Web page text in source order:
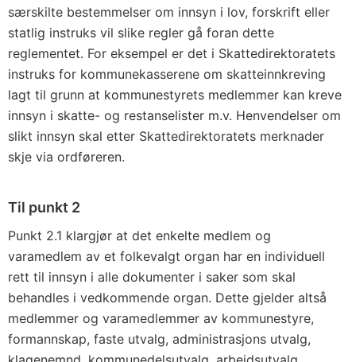
særskilte bestemmelser om innsyn i lov, forskrift eller
statlig instruks vil slike regler gå foran dette
reglementet. For eksempel er det i Skattedirektoratets
instruks for kommunekasserene om skatteinnkreving
lagt til grunn at kom­munestyrets medlemmer kan kreve
innsyn i skatte- og restanselister m.v. Henvendelser om
slikt innsyn skal etter Skattedirektoratets merknader
skje via ordføreren.
Til punkt 2
Punkt 2.1 klargjør at det enkelte medlem og
varamedlem av et folke­valgt organ har en individuell
rett til innsyn i alle dokumenter i saker som skal
behandles i vedkommende organ. Dette gjelder altså
med­lemmer og varamedlemmer av kommunestyre,
formannskap, faste utvalg, administrasjons utvalg,